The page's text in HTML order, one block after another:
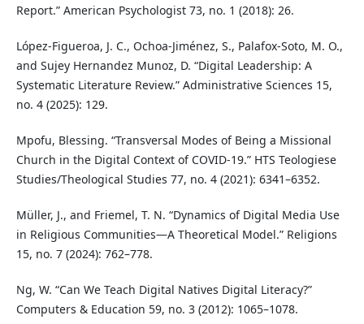
Report.” American Psychologist 73, no. 1 (2018): 26.
López-Figueroa, J. C., Ochoa-Jiménez, S., Palafox-Soto, M. O.,
and Sujey Hernandez Munoz, D. “Digital Leadership: A
Systematic Literature Review.” Administrative Sciences 15,
no. 4 (2025): 129.
Mpofu, Blessing. “Transversal Modes of Being a Missional
Church in the Digital Context of COVID-19.” HTS Teologiese
Studies/Theological Studies 77, no. 4 (2021): 6341–6352.
Müller, J., and Friemel, T. N. “Dynamics of Digital Media Use
in Religious Communities—A Theoretical Model.” Religions
15, no. 7 (2024): 762–778.
Ng, W. “Can We Teach Digital Natives Digital Literacy?”
Computers & Education 59, no. 3 (2012): 1065–1078.